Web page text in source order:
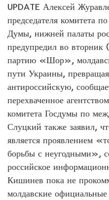
UPDATE Алексей
председателя комитета
Думы, нижней палаты
предупредил во
партию «Шор»,
пути Украины,
антироссийскую,
перехваченное
комитета Госдумы по
Слуцкий также заявил,
является проявлением
борьбы с неугодными»,
российское
Кишинев пока не
молдавские